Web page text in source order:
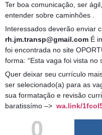
Ter boa comunicação, ser
entender sobre caminhões .
Interessados deverão enviar
rh.jm.transp@gmail.com É
foi encontrada no site
forma: “Esta vaga foi vista no
Quer deixar seu currículo
ser selecionado(a) para as
sua formatação e revisão
baratissímo –> wa.link/
0